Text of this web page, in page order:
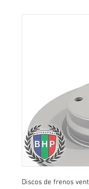
Discos de frenos